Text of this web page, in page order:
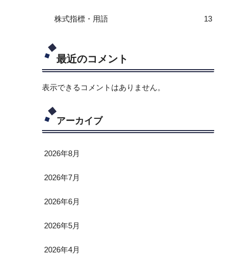
株式指標・用語 13
最近のコメント
表示できるコメントはありません。
アーカイブ
2026年8月
2026年7月
2026年6月
2026年5月
2026年4月